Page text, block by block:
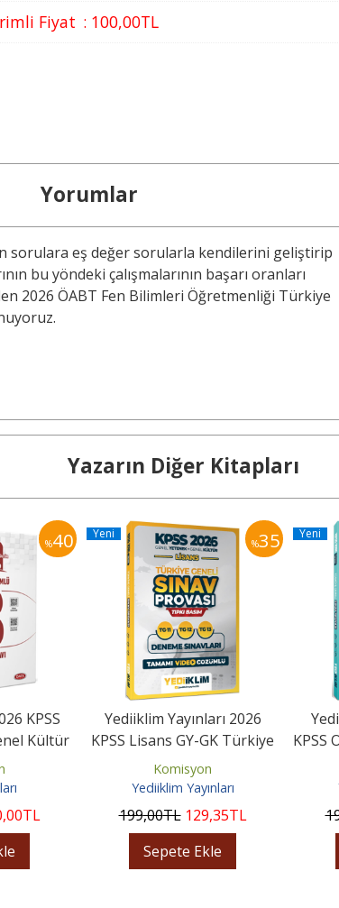
Fiyat : 100,00TL
Yorumlar
sorulara eş değer sorularla kendilerini geliştirip
bu yöndeki çalışmalarının başarı oranları
2026 ÖABT Fen Bilimleri Öğretmenliği Türkiye
Yazarın Diğer Kitapları
%40
KPSS
Kültür
8...
,00TL
%35
Yeni
Yediiklim Yayınları 2026
KPSS Lisans GY-GK Türkiye
Geneli Sınav Provası...
Komisyon
Yediiklim Yayınları
199,00TL 129,35TL
Sepete Ekle
Yeni
KPSS